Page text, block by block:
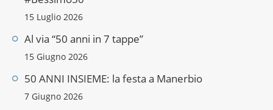
15 Luglio 2026
Al via “50 anni in 7 tappe”
15 Giugno 2026
50 ANNI INSIEME: la festa a Manerbio
7 Giugno 2026